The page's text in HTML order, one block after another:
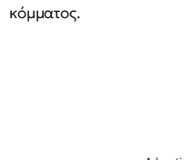
κόμματος.